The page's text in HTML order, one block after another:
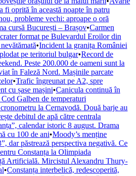
oprită în această noapte în patru
probleme vechi: aproape o oră
cursă București – Brașov•Carmen
format pe Bulevardul Eroilor din
•Incident la granița României
pe teritoriul bulgar•Record de
Peste 200.000 de oameni sunt la
în Faleză Nord. Mașinile parcate
•Trafic îngreunat pe A2, spre
cu șase mașini•Canicula continuă în
Galben de temperaturi
la Cernavodă. Două barje au
debitul de apă către centrala
calendar istoric 8 august. Drama
cu 100 de ani•Moody’s menține
dar păstrează perspectiva negativă. Ce
Constanța la Olimpiada
Artificială. Mircistul Alexandru Thury-
•Constanța interbelică, redescoperită,